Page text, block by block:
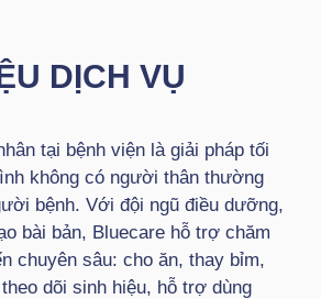
DỊCH VỤ
tại bệnh viện là giải pháp tối
không có người thân thường
bệnh. Với đội ngũ điều dưỡng,
bài bản, Bluecare hỗ trợ chăm
chuyên sâu: cho ăn, thay bỉm,
dõi sinh hiệu, hỗ trợ dùng